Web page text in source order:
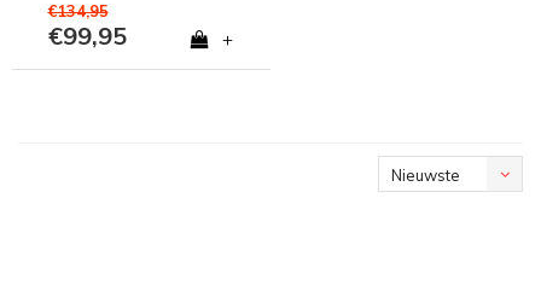
€134,95
€99,95 +
Nieuwste